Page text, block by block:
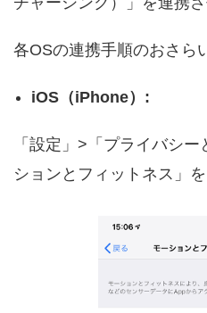
各OSの連携手順のおさら
iOS（iPhone）:
「設定」>「プライバシ
ションとフィットネス」を